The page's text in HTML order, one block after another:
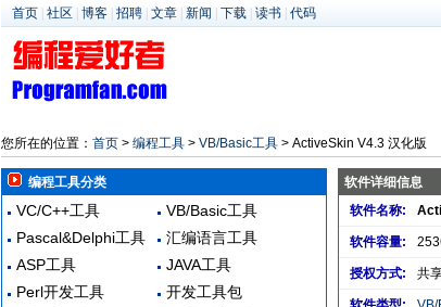
首页 社区 博客 招聘 文章 新闻 下载 读书 代码
您所在的位置： 首页 > 编程工具 > VB/Basic工具 > ActiveSkin V4.3 汉化版
编程工具分类
VC/C++工具
VB/Basic工具
Pascal&Delphi工具
汇编语言工具
ASP工具
JAVA工具
Perl开发工具
开发工具包
软件详细信息
软件名称:
软件容量:
授权方式: 共